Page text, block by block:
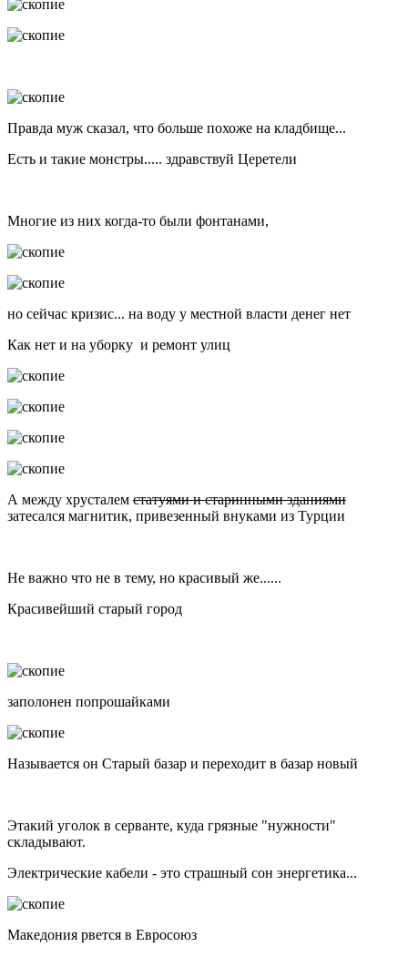
Правда муж сказал, что больше похоже на кладбище...
Есть и такие монстры..... здравствуй Церетели
Многие из них когда-то были фонтанами,
но сейчас кризис... на воду у местной власти денег нет
Как нет и на уборку и ремонт улиц
А между хрусталем статуями и старинными зданиями
затесался магнитик, привезенный внуками из Турции
Не важно что не в тему, но красивый же......
Красивейший старый город
заполонен попрошайками
Называется он Старый базар и переходит в базар новый
Этакий уголок в серванте, куда грязные "нужности"
складывают.
Электрические кабели - это страшный сон энергетика...
Македония рвется в Евросоюз